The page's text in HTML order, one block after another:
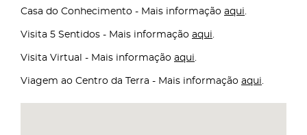
Casa do Conhecimento - Mais informação aqui.
Visita 5 Sentidos - Mais informação aqui.
Visita Virtual - Mais informação aqui.
Viagem ao Centro da Terra - Mais informação aqui.